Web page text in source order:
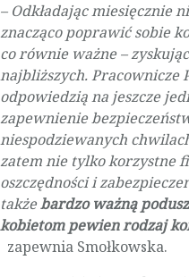
– Odkładając miesięcznie
znacząco poprawić sobie
co równie ważne –
najbliższych. Pracownicze
odpowiedzią na jeszcze
zapewnienie
niespodziewanych
zatem nie tylko korzystne
oszczędności i
takżebardzo ważną
kobietom pewien rodzaj
zapewnia Smołkowska.